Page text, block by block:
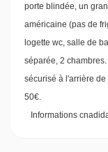
porte blindée, un
américaine (pas de
logette wc, salle de
séparée, 2
sécurisé à l'arrière
50€.
Informations